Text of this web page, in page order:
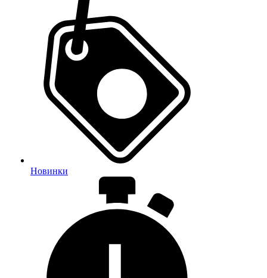
Новинки